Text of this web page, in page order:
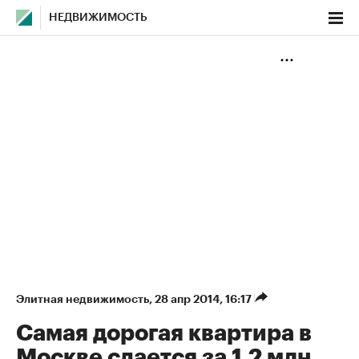
НЕДВИЖИМОСТЬ
Элитная недвижимость⁠, 28 апр 2014, 16:17
Самая дорогая квартира в